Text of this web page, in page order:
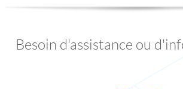
Besoin d'assistance ou